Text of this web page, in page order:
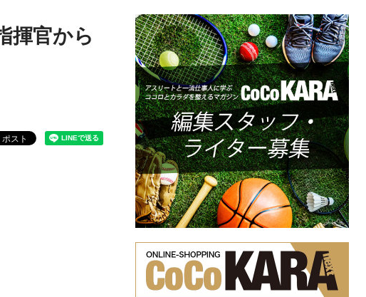
揮官から